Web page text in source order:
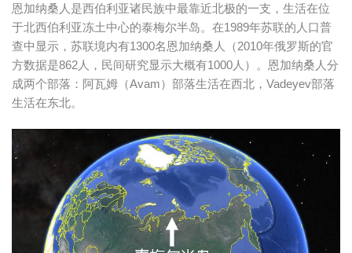
恩加纳桑人是西伯利亚诸民族中最靠近北极的一支，生活在位
于北西伯利亚冻土中心的泰梅尔半岛。在1989年苏联的人口普
查中显示，苏联境内有1300名恩加纳桑人（2010年俄罗斯的官
方数据是862人，民间研究显示大概有1000人）。恩加纳桑人分
成两个部落：阿瓦姆（Avam）部落生活在西北，Vadeyev部落
生活在东北。